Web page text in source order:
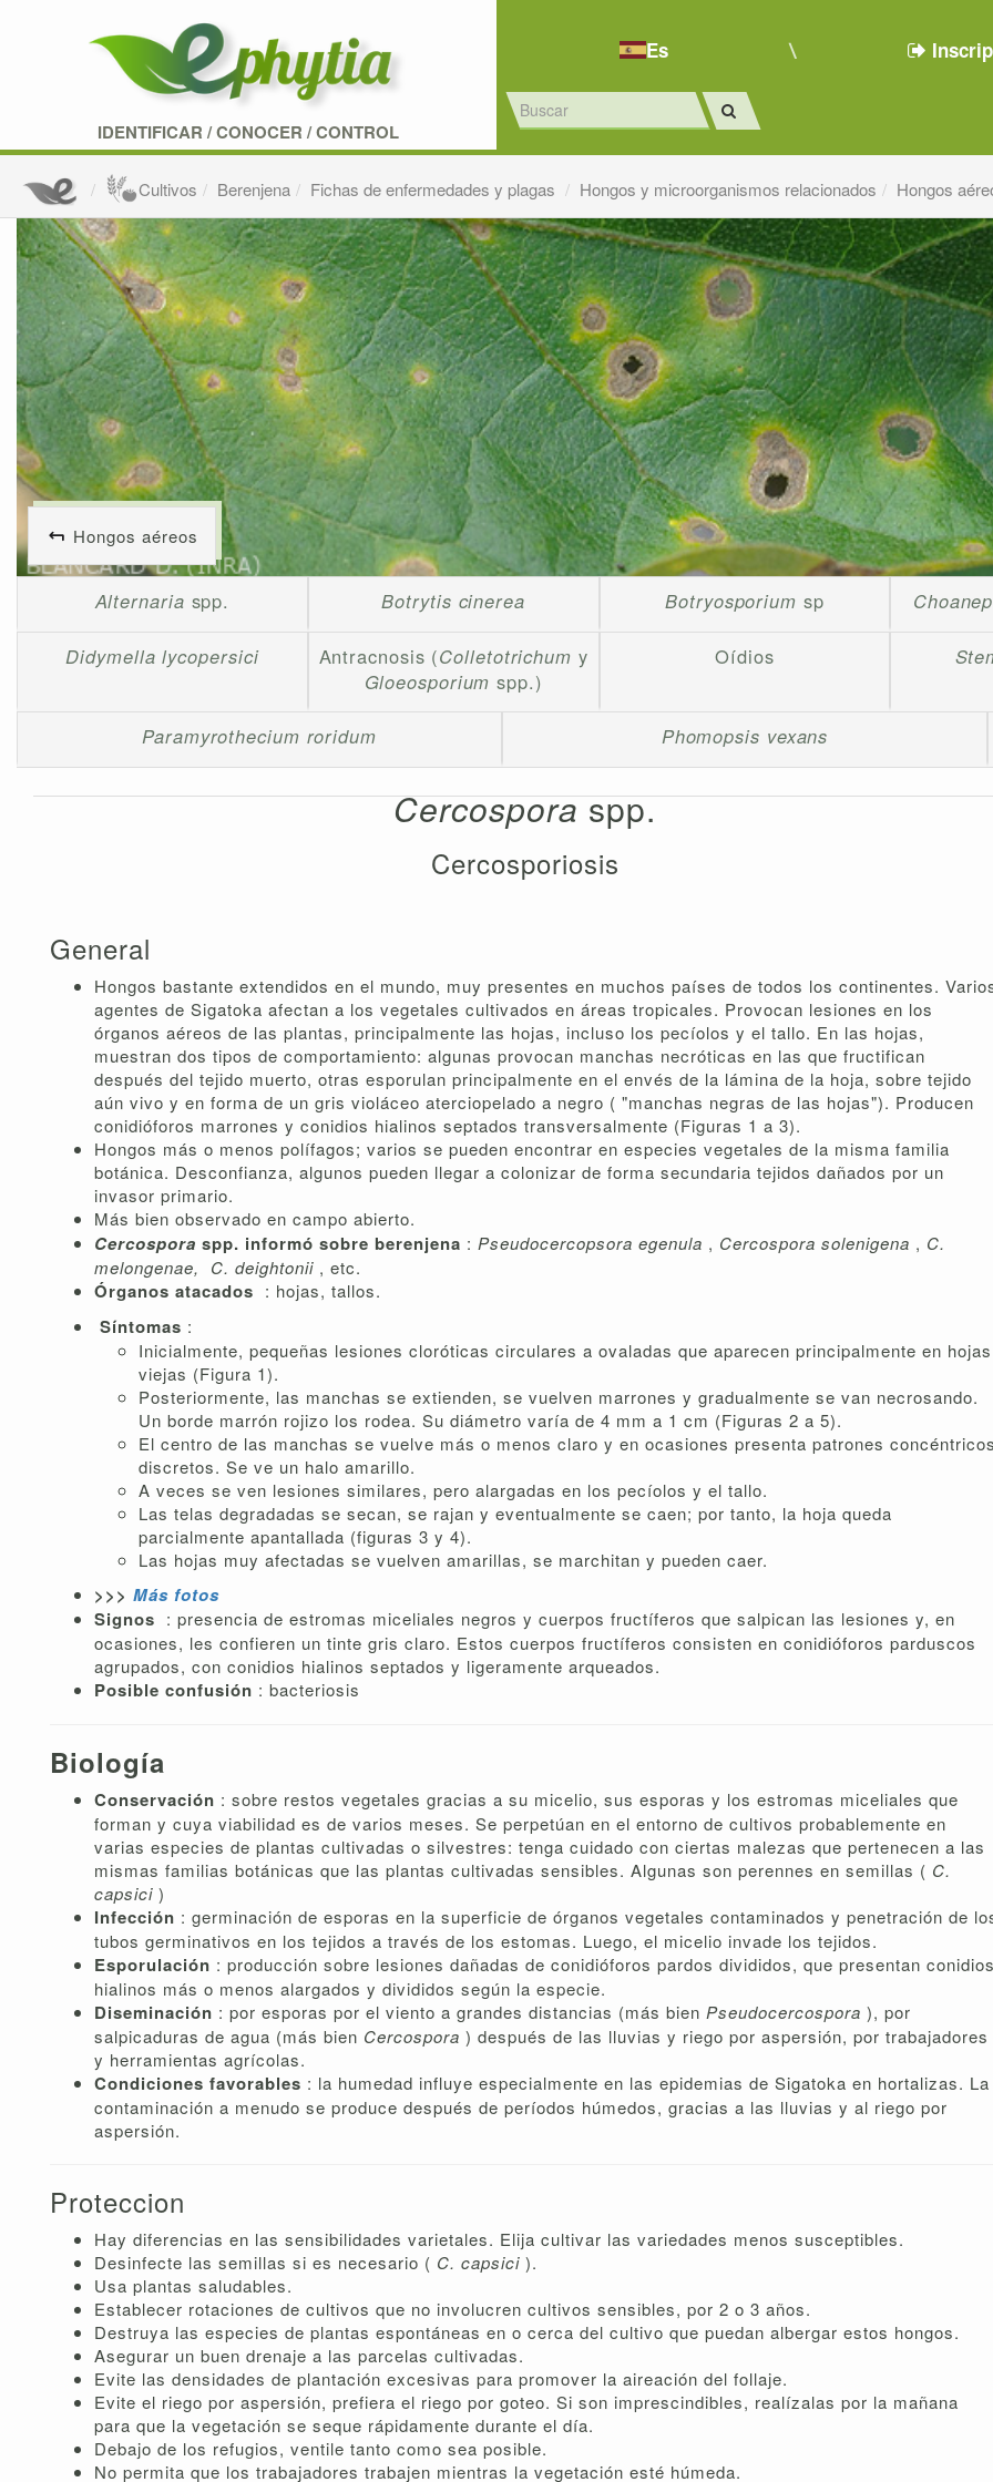
IDENTIFICAR /CONOCER /CONTROL
Es
Cultivos Berenjena Fichas de enfermedades y plagas Hongos y microorganismos relacionados Hongos
Hongos aéreos
Alternaria spp. Botrytis cinerea Botryosporium sp
Didymella lycopersici Antracnosis (Colletotrichum y
Gloeosporium spp.)
Oídios
Paramyrothecium roridum Phomopsis vexans
Cercosporaspp.
Cercosporiosis
General
Hongos bastante extendidos en el mundo, muy presentes en muchos países de todos los continentes.
agentes de Sigatoka afectan a los vegetales cultivados en áreas tropicales. Provocan lesiones en los
órganos aéreos de las plantas, principalmente las hojas, incluso los pecíolos y el tallo. En las hojas,
muestran dos tipos de comportamiento: algunas provocan manchas necróticas en las que fructifican
después del tejido muerto, otras esporulan principalmente en el envés de la lámina de la hoja, sobre tejido
aún vivo y en forma de un gris violáceo aterciopelado a negro ( "manchas negras de las hojas"). Producen
conidióforos marrones y conidios hialinos septados transversalmente (Figuras 1 a 3).
Hongos más o menos polífagos; varios se pueden encontrar en especies vegetales de la misma familia
botánica. Desconfianza, algunos pueden llegar a colonizar de forma secundaria tejidos dañados por un
invasor primario.
Más bien observado en campo abierto.
Cercospora spp. informó sobre berenjena : Pseudocercopsora egenula , Cercospora solenigena , C.
melongenae,
C. deightonii , etc.
Órganos atacados : hojas, tallos.
Síntomas :
Inicialmente, pequeñas lesiones cloróticas circulares a ovaladas que aparecen principalmente en hojas
viejas (Figura 1).
Posteriormente, las manchas se extienden, se vuelven marrones y gradualmente se van necrosando.
Un borde marrón rojizo los rodea. Su diámetro varía de 4 mm a 1 cm (Figuras 2 a 5).
El centro de las manchas se vuelve más o menos claro y en ocasiones presenta patrones
discretos. Se ve un halo amarillo.
A veces se ven lesiones similares, pero alargadas en los pecíolos y el tallo.
Las telas degradadas se secan, se rajan y eventualmente se caen; por tanto, la hoja queda
parcialmente apantallada (figuras 3 y 4).
Las hojas muy afectadas se vuelven amarillas, se marchitan y pueden caer.
>>> Más fotos
Signos : presencia de estromas miceliales negros y cuerpos fructíferos que salpican las lesiones y, en
ocasiones, les confieren un tinte gris claro. Estos cuerpos fructíferos consisten en conidióforos parduscos
agrupados, con conidios hialinos septados y ligeramente arqueados.
Posible confusión : bacteriosis
Biología
Conservación : sobre restos vegetales gracias a su micelio, sus esporas y los estromas miceliales que
forman y cuya viabilidad es de varios meses. Se perpetúan en el entorno de cultivos probablemente en
varias especies de plantas cultivadas o silvestres: tenga cuidado con ciertas malezas que pertenecen a las
mismas familias botánicas que las plantas cultivadas sensibles. Algunas son perennes en semillas ( C.
capsici )
Infección : germinación de esporas en la superficie de órganos vegetales contaminados y penetración de
tubos germinativos en los tejidos a través de los estomas. Luego, el micelio invade los tejidos.
Esporulación : producción sobre lesiones dañadas de conidióforos pardos divididos, que presentan
hialinos más o menos alargados y divididos según la especie.
Diseminación : por esporas por el viento a grandes distancias (más bien Pseudocercospora ), por
salpicaduras de agua (más bien Cercospora ) después de las lluvias y riego por aspersión, por trabajadores
y herramientas agrícolas.
Condiciones favorables : la humedad influye especialmente en las epidemias de Sigatoka en hortalizas. La
contaminación a menudo se produce después de períodos húmedos, gracias a las lluvias y al riego por
aspersión.
Proteccion
Hay diferencias en las sensibilidades varietales. Elija cultivar las variedades menos susceptibles.
Desinfecte las semillas si es necesario ( C. capsici ).
Usa plantas saludables.
Establecer rotaciones de cultivos que no involucren cultivos sensibles, por 2 o 3 años.
Destruya las especies de plantas espontáneas en o cerca del cultivo que puedan albergar estos hongos.
Asegurar un buen drenaje a las parcelas cultivadas.
Evite las densidades de plantación excesivas para promover la aireación del follaje.
Evite el riego por aspersión, prefiera el riego por goteo. Si son imprescindibles, realízalas por la mañana
para que la vegetación se seque rápidamente durante el día.
Debajo de los refugios, ventile tanto como sea posible.
No permita que los trabajadores trabajen mientras la vegetación esté húmeda.